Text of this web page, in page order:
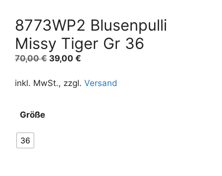
8773WP2 Blusenpulli
Missy Tiger Gr 36
70,00€ Ursprünglicher
war:
39,00 €
ist:
inkl. MwSt., zzgl. Versand
Größe
36